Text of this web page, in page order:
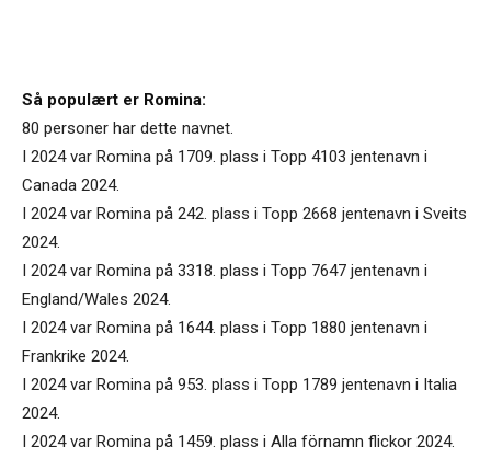
Så populært er Romina:
80 personer har dette navnet.
I 2024 var Romina på 1709. plass i Topp 4103 jentenavn i
Canada 2024.
I 2024 var Romina på 242. plass i Topp 2668 jentenavn i Sveits
2024.
I 2024 var Romina på 3318. plass i Topp 7647 jentenavn i
England/Wales 2024.
I 2024 var Romina på 1644. plass i Topp 1880 jentenavn i
Frankrike 2024.
I 2024 var Romina på 953. plass i Topp 1789 jentenavn i Italia
2024.
I 2024 var Romina på 1459. plass i Alla förnamn flickor 2024.